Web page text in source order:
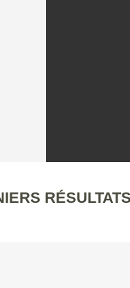
RÉSULTATS